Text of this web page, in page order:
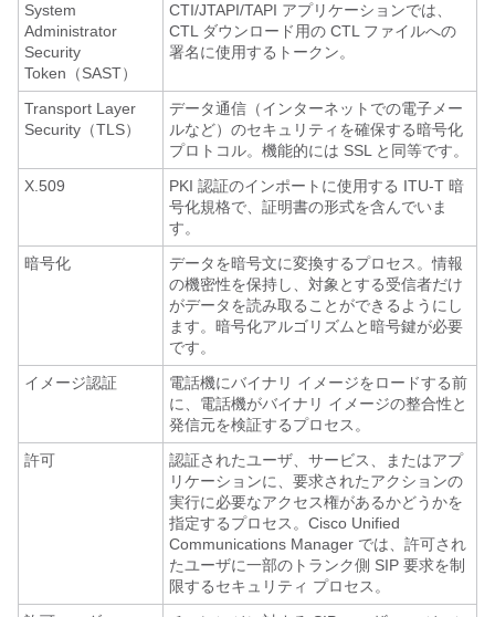
System
Administrator
Security
Token（SAST）
CTI/JTAPI/TAPI アプリケーションでは、
CTL ダウンロード用の CTL ファイルへの
署名に使用するトークン。
Transport Layer
Security（TLS）
データ通信（インターネットでの電子メー
ルなど）のセキュリティを確保する暗号化
プロトコル。機能的には SSL と同等です。
X.509
PKI 認証のインポートに使用する ITU-T 暗
号化規格で、証明書の形式を含んでいま
す。
暗号化
データを暗号文に変換するプロセス。情報
の機密性を保持し、対象とする受信者だけ
がデータを読み取ることができるようにし
ます。暗号化アルゴリズムと暗号鍵が必要
です。
イメージ認証
電話機にバイナリ イメージをロードする前
に、電話機がバイナリ イメージの整合性と
発信元を検証するプロセス。
許可
認証されたユーザ、サービス、またはアプ
リケーションに、要求されたアクションの
実行に必要なアクセス権があるかどうかを
指定するプロセス。Cisco Unified
Communications Manager では、許可され
たユーザに一部のトランク側 SIP 要求を制
限するセキュリティ プロセス。